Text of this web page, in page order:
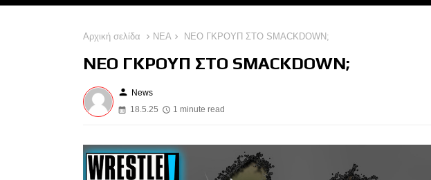
Αρχική σελίδα ΝΕΑ ΝΕΟ ΓΚΡΟΥΠ ΣΤΟ SMACKDOWN;
ΝΕΟ ΓΚΡΟΥΠ ΣΤΟ SMACKDOWN;
person News
18.5.25
1 minute read